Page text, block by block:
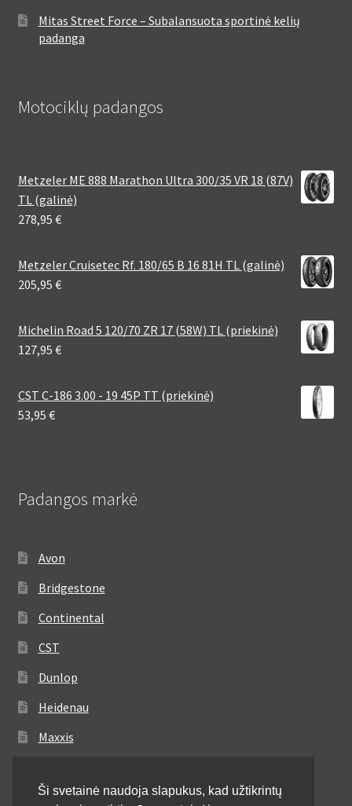
Mitas Street Force – Subalansuota sportinė kelių
padanga
Motociklų padangos
Metzeler ME 888 Marathon Ultra 300/35 VR 18 (87V)
TL (galinė)
278,95 €
Metzeler Cruisetec Rf. 180/65 B 16 81H TL (galinė)
205,95 €
Michelin Road 5 120/70 ZR 17 (58W) TL (priekinė)
127,95 €
CST C-186 3.00 - 19 45P TT (priekinė)
53,95 €
Padangos markė
Avon
Bridgestone
Continental
CST
Dunlop
Heidenau
Maxxis
Michelin
Ši svetainė naudoja slapukus, kad užtikrintų